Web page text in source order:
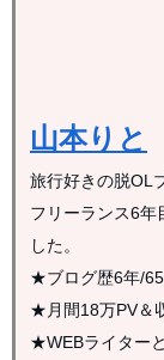
山本りと
旅行好きの脱OL
フリーランス6年
した。
★ブログ歴6年/
★月間18万PV＆
★WEBライター